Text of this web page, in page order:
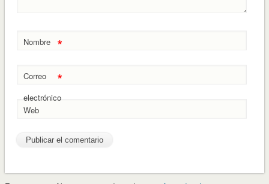
Nombre *
Correo
electrónico
*
Web